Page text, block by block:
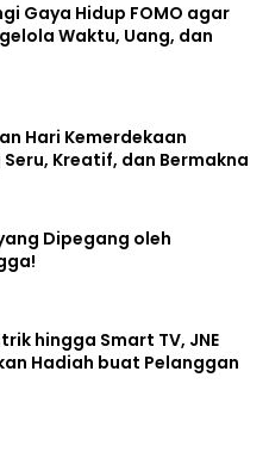
Gaya Hidup FOMO agar
Waktu, Uang, dan
Hari Kemerdekaan
Kreatif, dan Bermakna
Dipegang oleh
hingga Smart TV, JNE
Hadiah buat Pelanggan